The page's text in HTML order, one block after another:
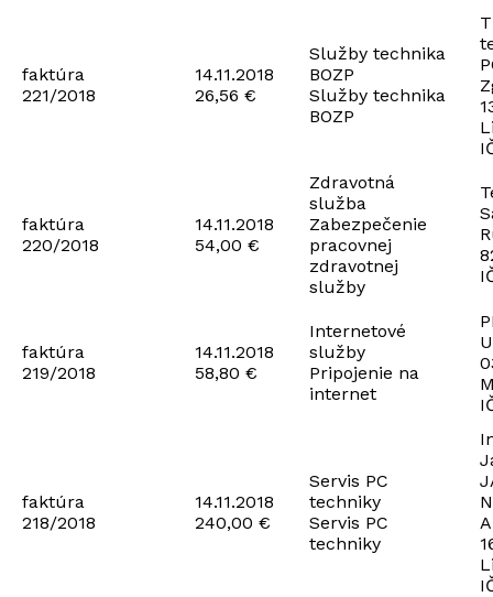
faktúra
221/2018
14.11.2018
26,56 €
Služby technika
BOZP
Služby technika
BOZP
faktúra
220/2018
14.11.2018
54,00 €
Zdravotná
služba
Zabezpečenie
pracovnej
zdravotnej
služby
faktúra
219/2018
14.11.2018
58,80 €
Internetové
služby
Pripojenie na
internet
faktúra
218/2018
14.11.2018
240,00 €
Servis PC
techniky
Servis PC
techniky